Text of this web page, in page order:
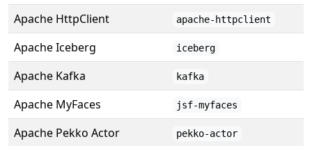
Apache HttpClient apache-httpclient
Apache Iceberg iceberg
Apache Kafka kafka
Apache MyFaces jsf-myfaces
Apache Pekko Actor pekko-actor